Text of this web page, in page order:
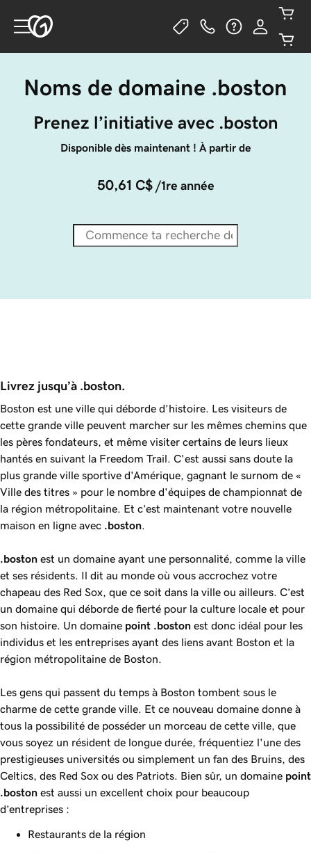
Noms de domaine .boston
Prenez l’initiative avec .boston
Disponible dès maintenant ! À partir de
50,61 C$ /1re année
Livrez jusqu’à .boston.
Boston est une ville qui déborde d’histoire. Les visiteurs de
cette grande ville peuvent marcher sur les mêmes chemins que
les pères fondateurs, et même visiter certains de leurs lieux
hantés en suivant la Freedom Trail. C'est aussi sans doute la
plus grande ville sportive d'Amérique, gagnant le surnom de «
Ville des titres » pour le nombre d'équipes de championnat de
la région métropolitaine. Et c’est maintenant votre nouvelle
maison en ligne avec .boston
.boston est un domaine ayant une personnalité, comme la ville
et ses résidents. Il dit au monde où vous accrochez votre
chapeau des Red Sox, que ce soit dans la ville ou ailleurs. C’est
un domaine qui déborde de fierté pour la culture locale et pour
son histoire. Un domaine point .boston est donc idéal pour les
individus et les entreprises ayant des liens avant Boston et la
région métropolitaine de Boston.
Les gens qui passent du temps à Boston tombent sous le
charme de cette grande ville. Et ce nouveau domaine donne à
tous la possibilité de posséder un morceau de cette ville, que
vous soyez un résident de longue durée, fréquentiez l'une des
prestigieuses universités ou simplement un fan des Bruins, des
Celtics, des Red Sox ou des Patriots. Bien sûr, un domaine point
.boston est aussi un excellent choix pour beaucoup
d’entreprises :
Restaurants de la région